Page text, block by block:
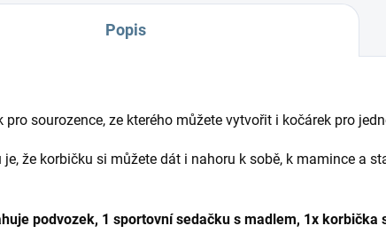
Popis
pro sourozence, ze kterého můžete vytvořit i kočárek pro
je, že korbičku si můžete dát i nahoru k sobě, k mamince a
podvozek, 1 sportovní sedačku s madlem, 1x